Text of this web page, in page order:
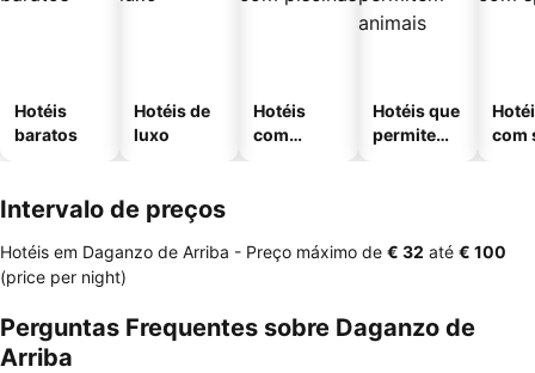
Hotéis
baratos
Hotéis de
luxo
Hotéis
com
Hotéis que
permitem
com
Intervalo de preços
Hotéis em Daganzo de Arriba - Preço máximo de ‎€ 32 até ‎€ 100
(price per night)
Perguntas Frequentes sobre Daganzo de
Arriba